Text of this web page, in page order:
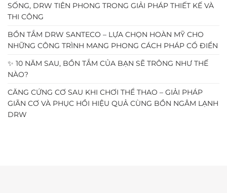
SỐNG, DRW TIÊN PHONG TRONG GIẢI PHÁP THIẾT KẾ VÀ
THI CÔNG
BỒN TẮM DRW SANTECO – LỰA CHỌN HOÀN MỸ CHO
NHỮNG CÔNG TRÌNH MANG PHONG CÁCH PHÁP CỔ ĐIỂN
✨ 10 NĂM SAU, BỒN TẮM CỦA BẠN SẼ TRÔNG NHƯ THẾ
NÀO?
CĂNG CỨNG CƠ SAU KHI CHƠI THỂ THAO – GIẢI PHÁP
GIÃN CƠ VÀ PHỤC HỒI HIỆU QUẢ CÙNG BỒN NGÂM LẠNH
DRW